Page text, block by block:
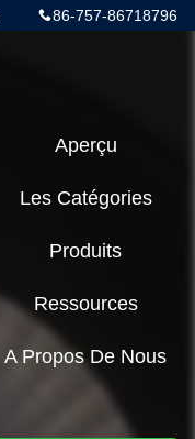
86-757-86718796
Aperçu
Les Catégories
Produits
Ressources
A Propos De Nous